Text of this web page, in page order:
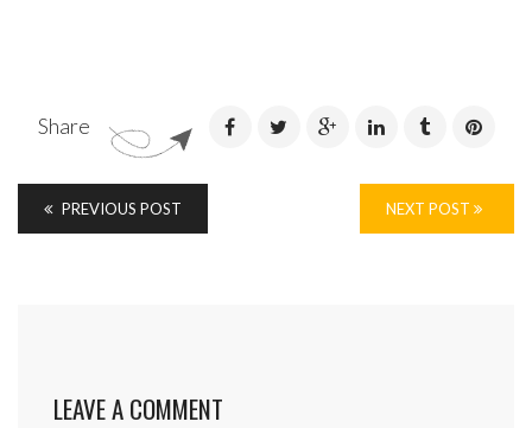
Share
PREVIOUS POST NEXT POST
LEAVE A COMMENT